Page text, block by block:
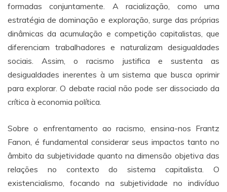
formadas conjuntamente. A racialização, como uma
estratégia de dominação e exploração, surge das próprias
dinâmicas da acumulação e competição capitalistas, que
diferenciam trabalhadores e naturalizam desigualdades
sociais. Assim, o racismo justifica e sustenta as
desigualdades inerentes à um sistema que busca oprimir
para explorar. O debate racial não pode ser dissociado da
crítica à economia política.
Sobre o enfrentamento ao racismo, ensina-nos Frantz
Fanon, é fundamental considerar seus impactos tanto no
âmbito da subjetividade quanto na dimensão objetiva das
relações no contexto do sistema capitalista. O
existencialismo, focando na subjetividade no indivíduo